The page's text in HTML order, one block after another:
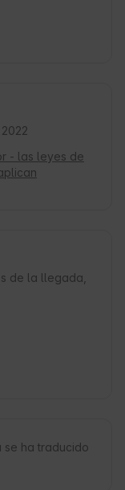
- las leyes de
de la llegada,
ha traducido